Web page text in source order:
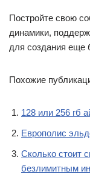
Постройте свою
динамики,
для создания еще
Похожие
128 или 256 гб
Европолис
Сколько стоит
безлимитным